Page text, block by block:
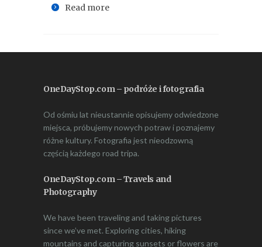
Read more
OneDayStop.com – podróże i fotografia
Od ośmiu lat nieustannie opisujemy odwiedzone
miejsca, próbujemy nowych potraw i poznajemy
różne kultury. Fotografia jest nieodzowną
częścią każdego road tripa.
OneDayStop.com – Travels and
Photography
We have been traveling and taking pictures
since we’ve met. Exploring cities, hiking
mountains and capturing sunsets or flowers are